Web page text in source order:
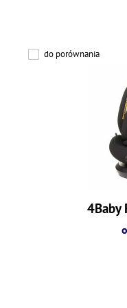
do porównania
4Baby